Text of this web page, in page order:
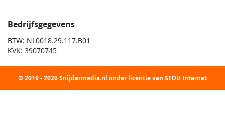
Bedrijfsgegevens
BTW: NL0018.29.117.B01
KVK: 39070745
© 2019 - 2026 Snijdermedia.nl onder licentie van SEDU Internet